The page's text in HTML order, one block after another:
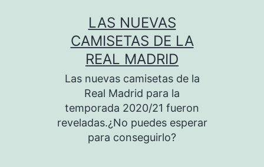
LAS NUEVAS
CAMISETAS DE LA
REAL MADRID
Las nuevas camisetas de la
Real Madrid para la
temporada 2020/21 fueron
reveladas.¿No puedes esperar
para conseguirlo?